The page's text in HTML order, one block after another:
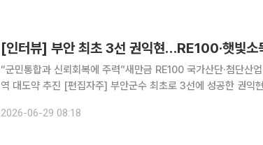
[인터뷰] 부안 최초 3선 권익현…RE100·햇빛소
“군민통합과 신뢰회복에 주력”새만금 RE100 국가산단·첨단산
역 대도약 추진 [편집자주] 부안군수 최초로 3선에 성공한 권익현 당선인의 민선 9기 군정이 다음
만금 RE100 국가산업단지와 첨단산업 육성, 신바람 햇빛소
2026-06-29 08:18